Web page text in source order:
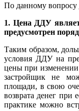
По данному
1. Цена ДДУ
предусмотрен
Таким образом,
условия ДДУ на
цены при
застройщик не
площади, в свою
возврата денег при
практике можно